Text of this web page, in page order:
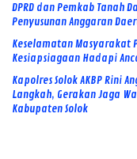
DPRD dan Pemkab Tanah
Penyusunan Anggaran
Keselamatan Masyarakat
Kesiapsiagaan Hadapi
Kapolres Solok AKBP Rini
Langkah, Gerakan Jaga
Kabupaten Solok